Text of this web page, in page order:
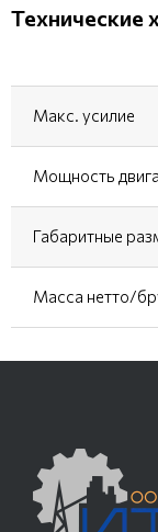
Технические
Макс. усилие
Мощность
Габаритные
Масса нетто/